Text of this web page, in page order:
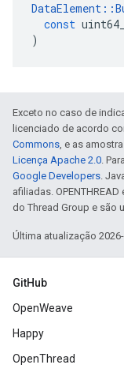
DataElement ::
const
)
Exceto no caso de
licenciado de acordo
Commons, e as
Licença Apache 2.0.
Google Developers.
afiliadas.
do Thread Group e são
Última atualização
GitHub
OpenWeave
Happy
OpenThread